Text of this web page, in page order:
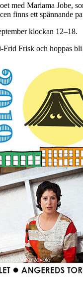
med Mariama
finns ett spännande
klockan 12–18.
Frisk och hoppas